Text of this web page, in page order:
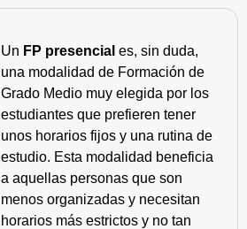
Un FP presencial es, sin duda,
una modalidad de Formación de
Grado Medio muy elegida por los
estudiantes que prefieren tener
unos horarios fijos y una rutina de
estudio. Esta modalidad beneficia
a aquellas personas que son
menos organizadas y necesitan
horarios más estrictos y no tan